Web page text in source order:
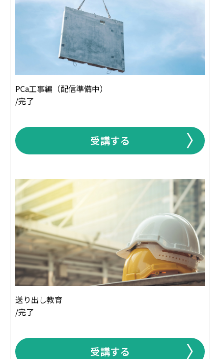
PCa工事編（配信準備中）
/完了
受講する
送り出し教育
/完了
受講する